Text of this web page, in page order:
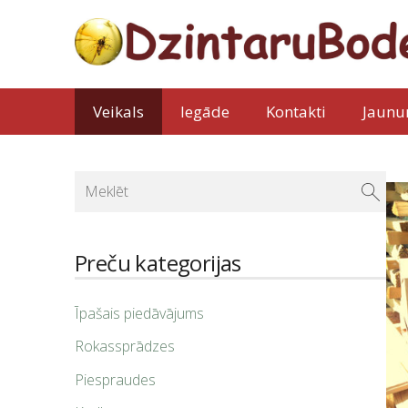
Veikals Iegāde Kontakti
Preču kategorijas
Īpašais piedāvājums
Rokassprādzes
Piespraudes